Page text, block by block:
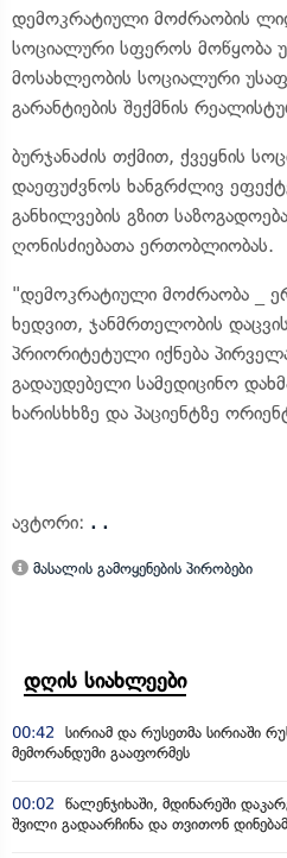
დემოკრატიული მოძრაობის
სოციალური სფეროს მოწყობა
მოსახლეობის სოციალური
გარანტიების შექმნის
ბურჯანაძის თქმით, ქვეყნის
დაეფუძვნოს ხანგრძლივ
განხილვების გზით
ღონისძიებათა ერთობლიობას.
"დემოკრატიული მოძრაობა _
ხედვით, ჯანმრთელობის დაცვის
პრიორიტეტული იქნება
გადაუდებელი სამედიცინო
ხარისხხზე და პაციენტზე
ავტორი: . .
მასალის გამოყენების პირობები
დღის სიახლეები
00:42 სირიამ და რუსეთმა სირიაში
მემორანდუმი გააფორმეს
00:02 წალენჯიხაში, მდინარეში
შვილი გადაარჩინა და თვითონ